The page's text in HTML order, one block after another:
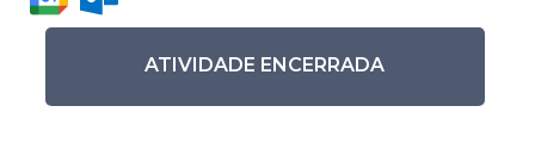
ATIVIDADE ENCERRADA